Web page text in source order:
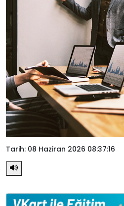
Tarih: 08 Haziran 2026 08:37:16